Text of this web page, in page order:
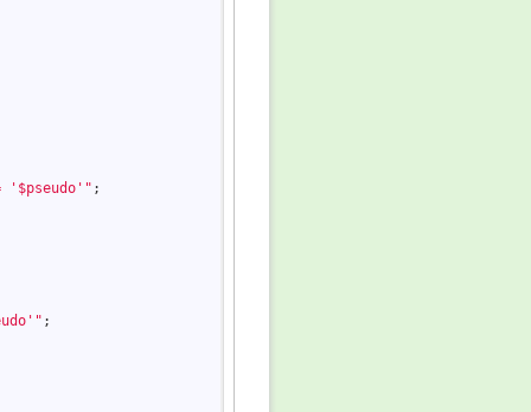
'$pseudo'" ;
;